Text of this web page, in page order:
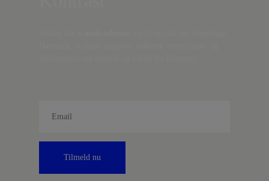
Tilmeld nu